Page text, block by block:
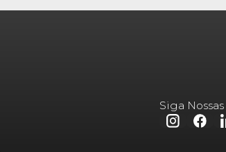
Siga